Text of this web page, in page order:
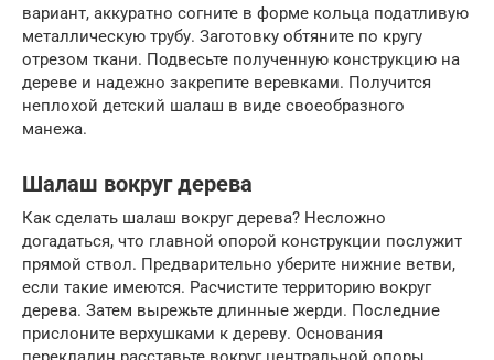
вариант, аккуратно согните в форме кольца податливую
металлическую трубу. Заготовку обтяните по кругу
отрезом ткани. Подвесьте полученную конструкцию на
дереве и надежно закрепите веревками. Получится
неплохой детский шалаш в виде своеобразного
манежа.
Шалаш вокруг дерева
Как сделать шалаш вокруг дерева? Несложно
догадаться, что главной опорой конструкции послужит
прямой ствол. Предварительно уберите нижние ветви,
если такие имеются. Расчистите территорию вокруг
дерева. Затем вырежьте длинные жерди. Последние
прислоните верхушками к дереву. Основания